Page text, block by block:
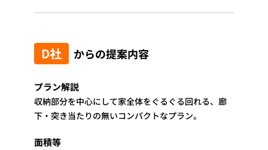
D社 からの提案内容
プラン解説
収納部分を中心にして家全体をぐるぐる回れる、廊
下・突き当たりの無いコンパクトなプラン。
面積等